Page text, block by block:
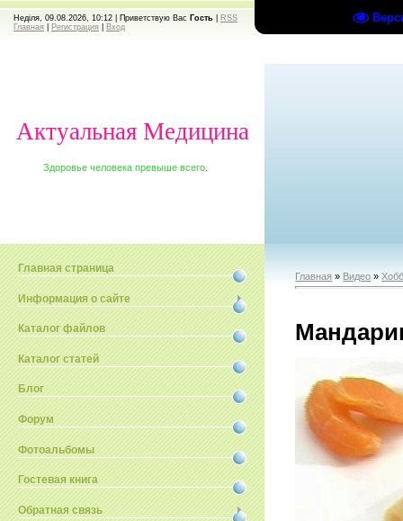
Неділя, 09.08.2026, 10:12 | Приветствую Вас Гость
RSS
Главная
Регистрация Вход
Актуальная Медицина
Здоровье человека превыше всего.
Главная страница
Информация о сайте
Каталог файлов
Каталог статей
Блог
Форум
Фотоальбомы
Гостевая книга
Обратная связь
Главная » Видео »